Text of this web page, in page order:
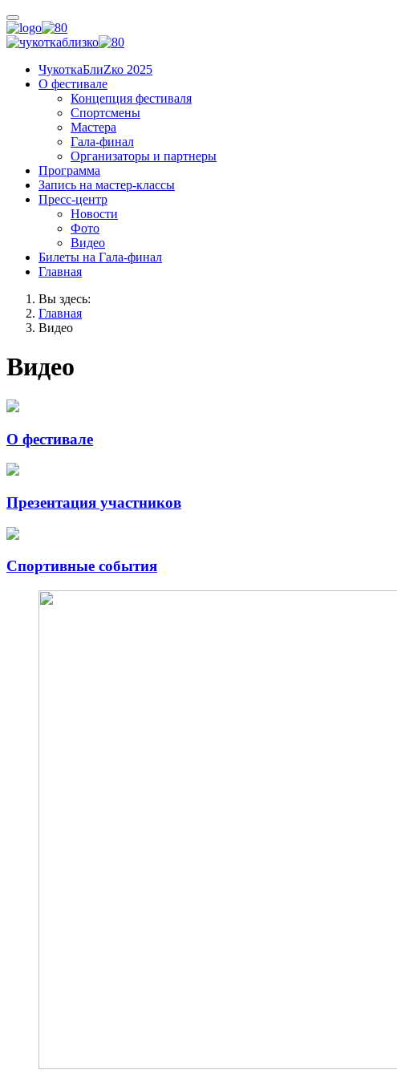
ЧукоткаБлиZко 2025
О фестивале
Концепция фестиваля
Спортсмены
Мастера
Гала-финал
Организаторы и партнеры
Программа
Запись на мастер-классы
Пресс-центр
Новости
Фото
Видео
Билеты на Гала-финал
Главная
Вы здесь:
Главная
Видео
Видео
О фестивале
Презентация участников
Спортивные события